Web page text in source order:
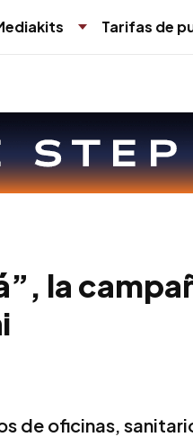
Tarifas de
la
de oficinas,